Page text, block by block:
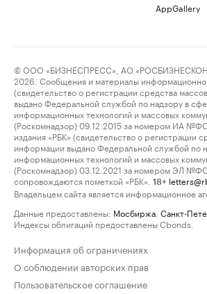
AppGallery
© ООО «БИЗНЕСПРЕСС», АО
2026. Сообщения и материалы
(свидетельство о регистрации средства
выдано Федеральной службой по надзору в
информационных технологий и массовых
(Роскомнадзор) 09.12.2015 за номером ИА
издания «РБК» (свидетельство о регистрации
информации выдано Федеральной службой по
информационных технологий и массовых
(Роскомнадзор) 03.12.2021 за номером ЭЛ
сопровождаются пометкой «РБК».
18+
Владельцем сайта является информационное
Данные предоставлены: Мосбиржа Санкт-
Индексы облигаций предоставлены Cbonds.
Информация об ограничениях
О соблюдении авторских прав
Пользовательское соглашение